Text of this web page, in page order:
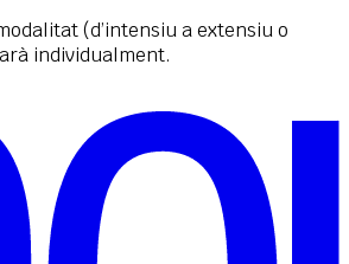
(d’intensiu a extensiu o
individualment.